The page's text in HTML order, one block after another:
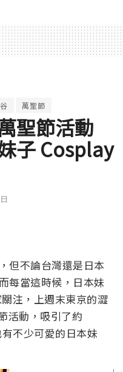
萬聖節
聖節活動
子 Cosplay
但不論台灣還是日本
每當這時候，日本妹
注，上週末東京的澀
活動，吸引了約
不少可愛的日本妹